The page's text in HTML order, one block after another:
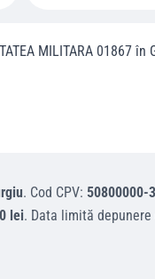
MILITARA 01867 în
. Cod CPV: 50800000-3
lei. Data limită